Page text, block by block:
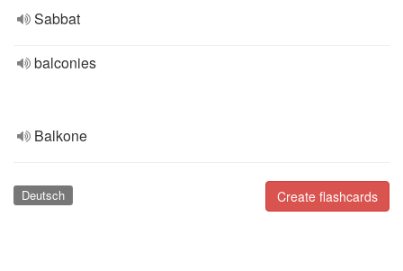
Sabbat
balconies
Balkone
Create flashcards
Deutsch